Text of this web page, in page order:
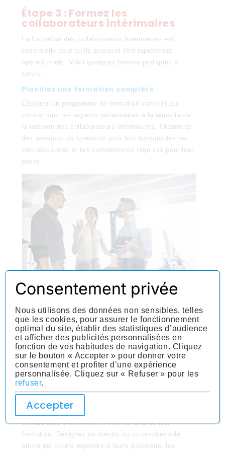
Étape 3 : Formez les
collaborateurs intérimaires
La formation des collaborateurs intérimaires est
essentielle pour qu’ils puissent être rapidement
opérationnels. Voici quelques bonnes pratiques à
suivre :
Planifiez une formation complète
Élaborez un programme de formation complet qui
couvre tous les aspects nécessaires à la réussite de
la mission des collaborateurs intérimaires. Organisez
des sessions de formation pour leur transmettre les
connaissances et les compétences requises pour leur
poste.
Rendez la formation plus interactive en utilisant des
outils tels que des vidéos, des modules e-learning,
des jeux de rôle, etc. Ces méthodes d’apprentissage
participatives favorisent l’engagement des
collaborateurs intérimaires et renforcent leur
compréhension des sujets abordés.
Proposez un accompagnement
personnalisé
Offrez un accompagnement personnalisé aux
collaborateurs intérimaires tout au long de leur
formation. Désignez un mentor ou un responsable
attitré qui pourra répondre à leurs questions, les
Consentement privée
Nous utilisons des données non sensibles, telles
que les cookies, pour assurer le fonctionnement
optimal du site, établir des statistiques d’audience
et afficher des publicités personnalisées en
fonction de vos habitudes de navigation. Cliquez
sur le bouton « Accepter » pour donner votre
consentement et profiter d’une expérience
personnalisée. Cliquez sur « Refuser » pour les
refuser.
Accepter